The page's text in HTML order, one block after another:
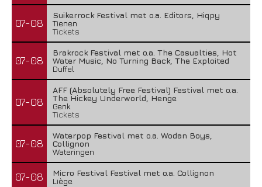
07-08
Suikerrock Festival met o.a. Editors, Hiqpy
Tienen
Tickets
07-08
Brakrock Festival met o.a. The Casualties, Hot
Water Music, No Turning Back, The Exploited
Duffel
07-08
AFF (Absolutely Free Festival) Festival met o.a.
The Hickey Underworld, Henge
Genk
Tickets
07-08
Waterpop Festival met o.a. Wodan Boys,
Collignon
Wateringen
07-08
Micro Festival Festival met o.a. Collignon
Liège